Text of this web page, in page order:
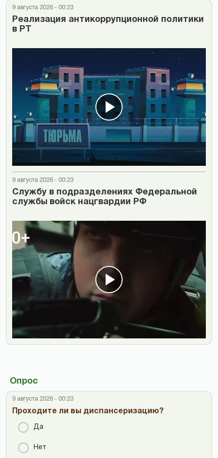
9 августа 2026 - 00:23
Реализация антикоррупционной политики
в РТ
9 августа 2026 - 00:23
Cлужбу в подразделениях Федеральной
службы войск нацгвардии РФ
Опрос
9 августа 2026 - 00:23
Проходите ли вы диспансеризацию?
Да
Нет